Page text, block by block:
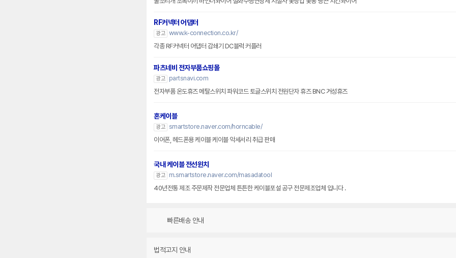
RF커넥터 어댑터
광고 www.k-connection.co.kr/
각종 RF커넥터 어댑터 감쇄기 DC블럭 커플러
파츠네비 전자부품쇼핑몰
광고
partsnavi.com
전자부품 온도휴즈 메탈스위치 파워코드 토글스위치 전원단자 휴즈 BNC 거성휴즈
혼케이블
광고 smartstore.naver.com/horncable/
이어폰, 헤드폰용 케이블 케이블 악세서리 취급 판매
국내 케이블 전선윈치
광고
m.smartstore.naver.com/masadatool
40년전통 제조 주문제작 전문업체 튼튼한 케이블포설 공구 전문제조업체 입니다 .
빠른배송 안내
법적고지 안내